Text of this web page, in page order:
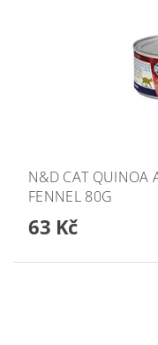
N&D CAT QUINOA
FENNEL 80G
63 Kč